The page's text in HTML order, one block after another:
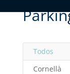
Todos
Cornellà